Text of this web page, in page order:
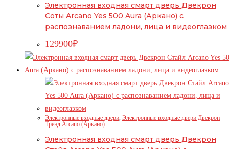
Электронная входная смарт дверь Двекрон
Соты Arcano Yes 500 Aura (Аркано) с
распознаванием ладони, лица и видеоглазком
129900₽
Электронные входные двери, Электронные входные двери Двекрон
Тренд Arcano (Аркано)
Электронная входная смарт дверь Двекрон